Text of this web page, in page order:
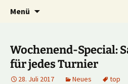
Kick it out!
Multiplayer Football
Menü
Wochenend-Special:
für jedes Turnier
28. Juli 2017 Neues top